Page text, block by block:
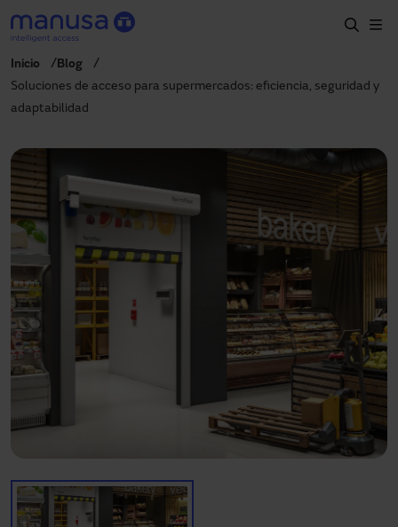
Pasar al contenido principal
Productos y sectores
Servicios
Prescripción
Proyectos
Sobre nosotros
900827700
manusa@manusa.com
Descargas
Inicio
Blog
Soluciones de acceso para supermercados: eficiencia, seguridad y
adaptabilidad